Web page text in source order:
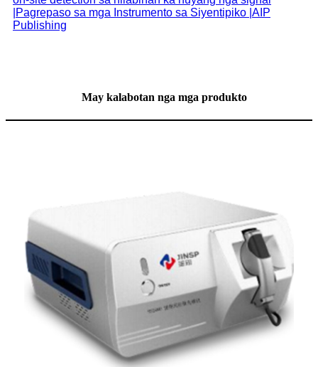
|Pagrepaso sa mga Instrumento sa Siyentipiko |AIP
Publishing
May kalabotan nga mga produkto